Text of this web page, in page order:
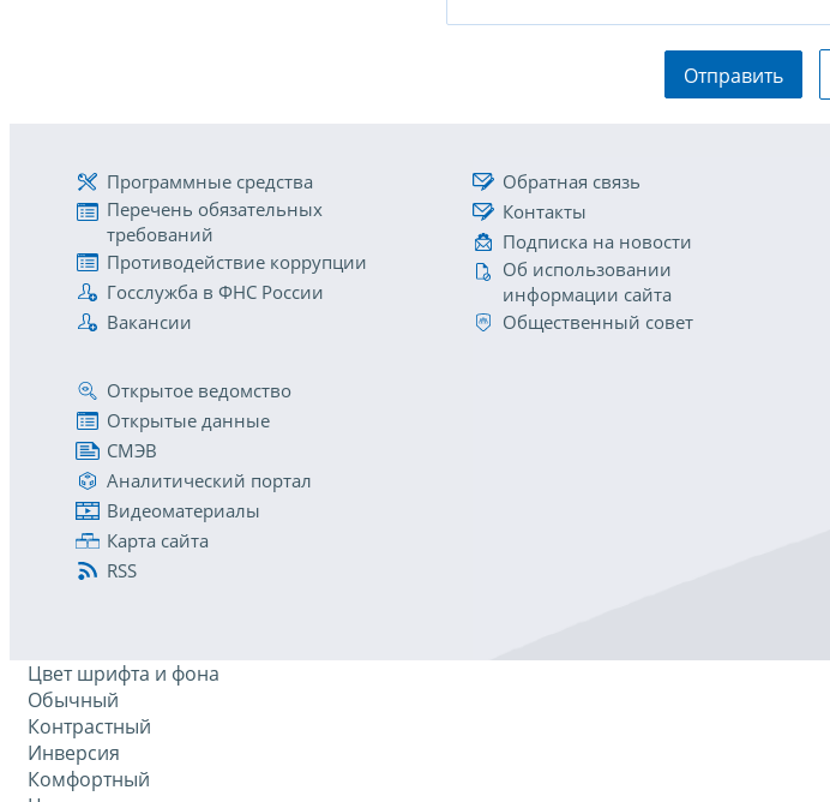
Отправить
Программные средства
Перечень обязательных
требований
Противодействие коррупции
Госслужба в ФНС России
Вакансии
Обратная связь
Контакты
Подписка на новости
Об использовании
информации сайта
Общественный совет
Открытое ведомство
Открытые данные
СМЭВ
Аналитический портал
Видеоматериалы
Карта сайта
RSS
Цвет шрифта и фона
Обычный
Контрастный
Инверсия
Комфортный